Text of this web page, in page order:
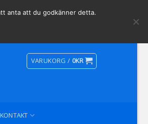
Social Media
VARUKORG / 0KR
KONTAKT
anta att du godkänner detta.